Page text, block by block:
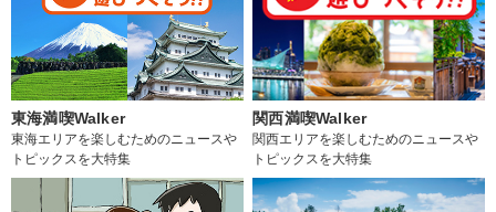
東海満喫Walker
東海エリアを楽しむためのニュースや
トピックスを大特集
関西満喫Walker
関西エリアを楽しむためのニュースや
トピックスを大特集